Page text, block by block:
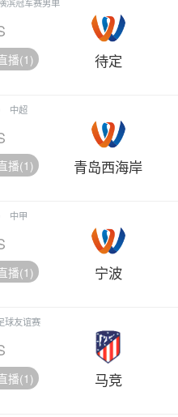
播(1) 待定
中超
播(1) 青岛西海岸
中甲
播(1) 宁波
球友谊赛
播(1) 马竞